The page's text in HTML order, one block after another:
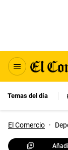
Temas del día
El Comercio ·